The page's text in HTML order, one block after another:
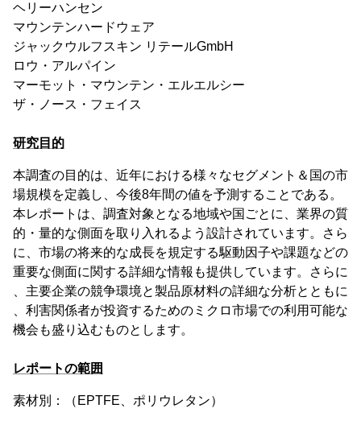
ヘリーハンセン
マウンテンハードウェア
ジャックウルフスキン リテールGmbH
ロウ・アルパイン
マーモット・マウンテン・エルエルシー
ザ・ノース・フェイス
研究目的
本調査の目的は、近年における様々なセグメント＆国の市
場規模を定義し、今後8年間の値を予測することである。
本レポートは、調査対象となる地域や国ごとに、業界の質
的・量的な側面を取り入れるよう設計されています。さら
に、市場の将来的な成長を規定する駆動因子や課題などの
重要な側面に関する詳細な情報も提供しています。さらに
、主要企業の競争環境と製品原材料の詳細な分析とともに
、利害関係者が投資するためのミクロ市場での利用可能な
機会も盛り込むものとします。
レポートの範囲
素材別：（EPTFE、ポリウレタン）